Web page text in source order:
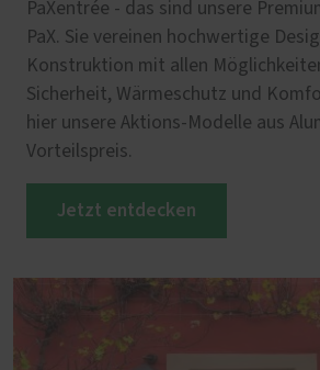
PaXentrée - das sind unsere
PaX. Sie vereinen hochwertige
Konstruktion mit allen
Sicherheit, Wärmeschutz und
hier unsere Aktions-Modelle aus
Vorteilspreis.
Jetzt entdecken